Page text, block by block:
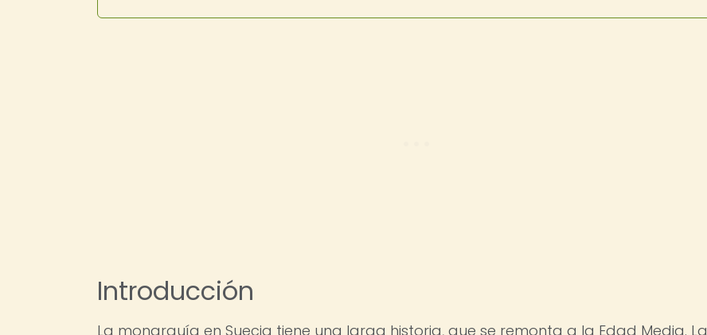
Introducción
La monarquía en Suecia tiene una larga historia, que se remonta a la Edad Media. La